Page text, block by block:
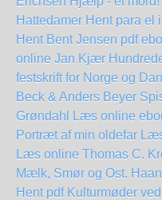
Hattedamer Hent para el
Hent Bent Jensen pdf
online Jan Kjær
festskrift for Norge og
Beck & Anders Beyer
Grøndahl Læs online
Portræt af min oldefar
Læs online Thomas C.
Mælk, Smør og Ost.
Hent pdf Kulturmøder